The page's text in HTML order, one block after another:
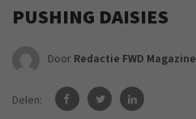
PUSHING DAISIES
Door Redactie FWD Magazine
Delen: